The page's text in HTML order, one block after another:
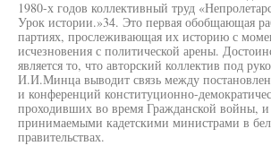
1980-х годов коллективный труд
Урок истории.»34. Это первая обобщающая
партиях, прослеживающая их историю с
исчезновения с политической арены.
является то, что авторский коллектив под
И.И.Минца выводит связь между
и конференций конституционно-
проходивших во время Гражданской войны,
принимаемыми кадетскими министрами в
правительствах.